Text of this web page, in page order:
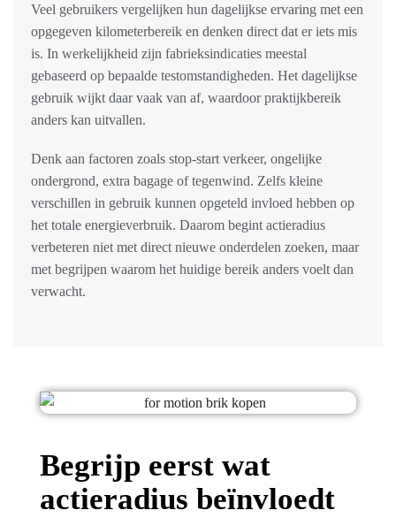
Veel gebruikers vergelijken hun dagelijkse ervaring met een
opgegeven kilometerbereik en denken direct dat er iets mis
is. In werkelijkheid zijn fabrieksindicaties meestal
gebaseerd op bepaalde testomstandigheden. Het dagelijkse
gebruik wijkt daar vaak van af, waardoor praktijkbereik
anders kan uitvallen.
Denk aan factoren zoals stop-start verkeer, ongelijke
ondergrond, extra bagage of tegenwind. Zelfs kleine
verschillen in gebruik kunnen opgeteld invloed hebben op
het totale energieverbruik. Daarom begint actieradius
verbeteren niet met direct nieuwe onderdelen zoeken, maar
met begrijpen waarom het huidige bereik anders voelt dan
verwacht.
Begrijp eerst wat
actieradius beïnvloedt